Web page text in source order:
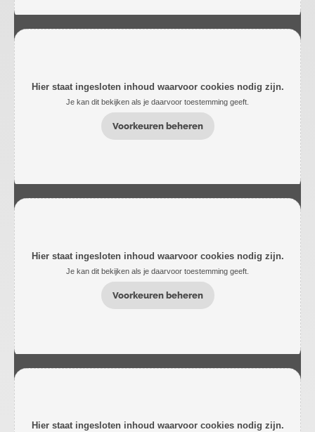
Hier staat ingesloten inhoud waarvoor cookies nodig zijn.
Je kan dit bekijken als je daarvoor toestemming geeft.
Voorkeuren beheren
Hier staat ingesloten inhoud waarvoor cookies nodig zijn.
Je kan dit bekijken als je daarvoor toestemming geeft.
Voorkeuren beheren
Hier staat ingesloten inhoud waarvoor cookies nodig zijn.